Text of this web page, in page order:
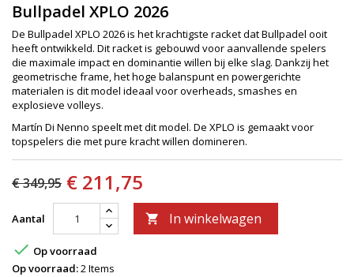
Bullpadel XPLO 2026
De Bullpadel XPLO 2026 is het krachtigste racket dat Bullpadel ooit
heeft ontwikkeld. Dit racket is gebouwd voor aanvallende spelers
die maximale impact en dominantie willen bij elke slag. Dankzij het
geometrische frame, het hoge balanspunt en powergerichte
materialen is dit model ideaal voor overheads, smashes en
explosieve volleys.
Martín Di Nenno speelt met dit model. De XPLO is gemaakt voor
topspelers die met pure kracht willen domineren.
€ 349,95 € 211,75
Aantal  In winkelwagen
 Op voorraad
Op voorraad:2 Items